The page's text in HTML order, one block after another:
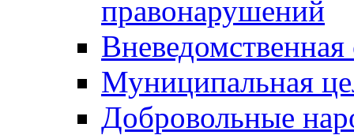
правонарушений
Вневедомственная
Муниципальная
Добровольные